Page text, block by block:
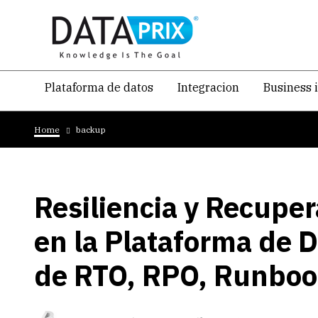
content
Navegacion
temática
principal
Plataforma de datos Integracion Business
Breadcrumb
Home backup
Resiliencia y
en la Plataforma de
de RTO, RPO,